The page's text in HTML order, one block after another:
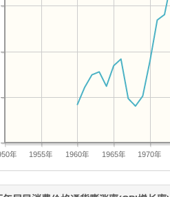
年 1955年 1960年 1965年 1970年